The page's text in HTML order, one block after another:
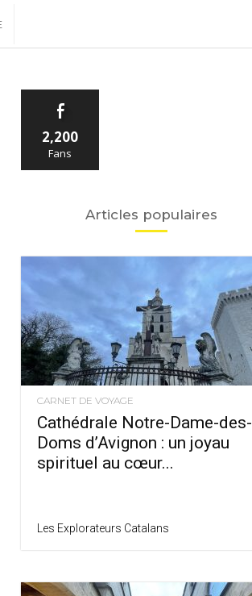
2,200
Fans
Articles populaires
CARNET DE VOYAGE
Cathédrale Notre-Dame-des-
Doms d’Avignon : un joyau
spirituel au cœur...
Les Explorateurs Catalans